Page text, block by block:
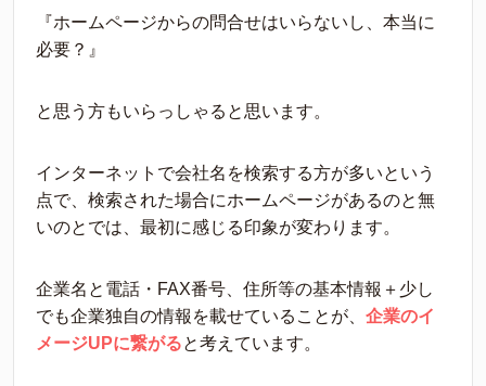
『ホームページからの問合せはいらないし、本当に
必要？』
と思う方もいらっしゃると思います。
インターネットで会社名を検索する方が多いという
点で、検索された場合にホームページがあるのと無
いのとでは、最初に感じる印象が変わります。
企業名と電話・FAX番号、住所等の基本情報＋少し
でも企業独自の情報を載せていることが、 企業のイ
メージUPに繋がると考えています。